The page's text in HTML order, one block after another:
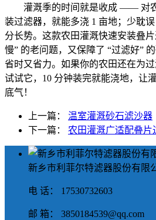
灌溉季的时间就是收成 —— 对
装过滤器，就能多浇 1 亩地；少耽
分长势。这款农田灌溉快速安装叠
慢” 的老问题，又保障了 “过滤好”
省时又省力。如果你的农田还在为
试试它，10 分钟装完就能浇地，让
底气！
上一篇： 温室灌溉砂石滤沙器
下一篇： 农田灌溉广适配叠片
新乡市利菲尔特滤器股份有限
电 话： 17530732603
邮 箱： 3850184539@qq.com